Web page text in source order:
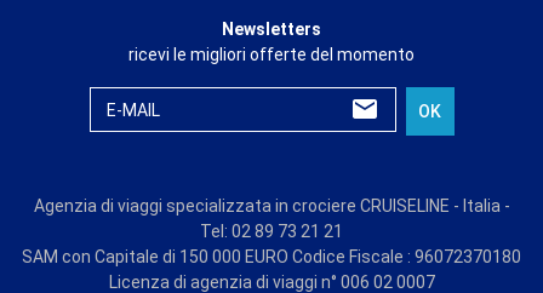
Newsletters
ricevi le migliori offerte del momento
E-MAIL OK
Agenzia di viaggi specializzata in crociere CRUISELINE - Italia -
Tel: 02 89 73 21 21
SAM con Capitale di 150 000 EURO Codice Fiscale : 96072370180
Licenza di agenzia di viaggi n° 006 02 0007